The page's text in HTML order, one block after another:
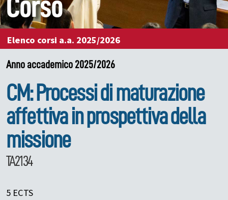
Corso
Elenco corsi a.a. 2025/2026
Anno accademico 2025/2026
CM: Processi di maturazione
affettiva in prospettiva della
missione
TA2134
5 ECTS